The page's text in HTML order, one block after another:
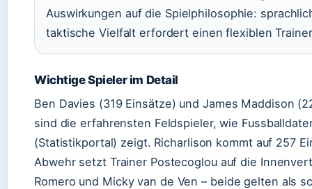
Auswirkungen auf die Spielphilosophie:
taktische Vielfalt erfordert einen flexiblen
Wichtige Spieler im Detail
Ben Davies (319 Einsätze) und James Maddison
sind die erfahrensten Feldspieler, wie
(Statistikportal) zeigt. Richarlison kommt auf 257
Abwehr setzt Trainer Postecoglou auf die
Romero und Micky van de Ven – beide gelten als